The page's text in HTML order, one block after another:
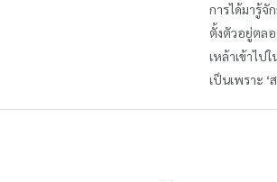
การได้มารู้
ตั้งตัวอยู่ตล
เหล้าเข้าไป
เป็นเพราะ ‘